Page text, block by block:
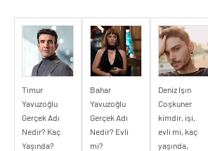
Timur
Yavuzoğlu
Gerçek Adı
Nedir? Kaç
Yaşında?
Bahar
Yavuzoğlu
Gerçek Adı
Nedir? Evli
mi?
Deniz Işın
Coşkuner
kimdir, işi,
evli mi, kaç
yaşında,